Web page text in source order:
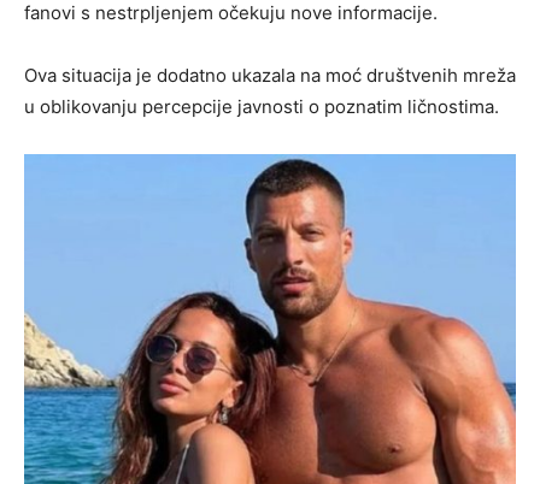
fanovi s nestrpljenjem očekuju nove informacije.
Ova situacija je dodatno ukazala na moć društvenih mreža
u oblikovanju percepcije javnosti o poznatim ličnostima.